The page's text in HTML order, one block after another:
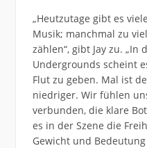
„Heutzutage gibt es
Musik; manchmal zu
zählen“, gibt Jay zu. „In
Undergrounds scheint
Flut zu geben. Mal ist
niedriger. Wir fühlen
verbunden, die klare
es in der Szene die
Gewicht und